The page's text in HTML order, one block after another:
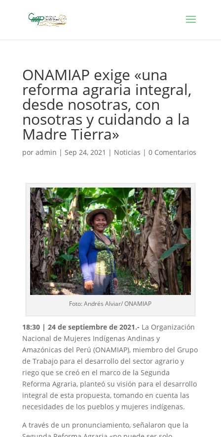
ONAMIAP exige «una
reforma agraria integral,
desde nosotras, con
nosotras y cuidando a la
Madre Tierra»
por admin | Sep 24, 2021 | Noticias | 0 Comentarios
Foto: Andrés Alviar/ ONAMIAP
18:30 | 24 de septiembre de 2021.- La Organización
Nacional de Mujeres Indígenas Andinas y
Amazónicas del Perú (ONAMIAP), miembro del Grupo
de Trabajo para el desarrollo del sector agrario y
riego que se creó en el marco de la Segunda
Reforma Agraria, planteó su visión para el desarrollo
integral de esta propuesta, tomando en cuenta las
necesidades de los pueblos y mujeres indígenas.
A través de un pronunciamiento, señalaron que la